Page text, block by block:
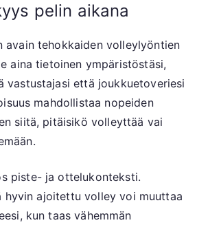
pelin aikana
avain tehokkaiden volleylyöntien
aina tietoinen ympäristöstäsi,
vastustajasi että joukkuetoveriesi
mahdollistaa nopeiden
siitä, pitäisikö volleyttää vai
piste- ja ottelukonteksti.
hyvin ajoitettu volley voi muuttaa
kun taas vähemmän